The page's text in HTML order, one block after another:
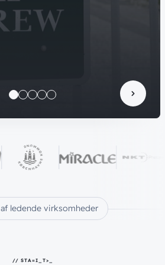
af ledende virksomheder
// STATISTIK